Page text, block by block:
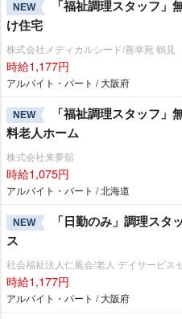
NEW
「福祉調理スタッフ」
け住宅
株式会社メディカルシード/善幸苑 鶴見
時給1,177円
アルバイト・パート / 大阪府
NEW
「福祉調理スタッフ
料老人ホーム
株式会社来夢舘
時給1,075円
アルバイト・パート / 北海道
NEW
「日勤のみ」調理ス
ス
社会福祉法人仁風会/老人 デイサービス
時給1,177円
アルバイト・パート / 大阪府